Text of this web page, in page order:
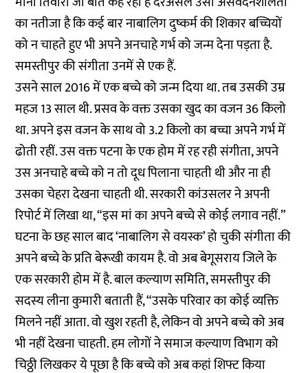
का नतीजा है कि कई बार नाबालिग दुष्कर्म की शिकार बच्चियों
को न चाहते हुए भी अपने अनचाहे गर्भ को जन्म देना पड़ता है.
समस्तीपुर की संगीता उनमें से एक हैं.
उसने साल 2016 में एक बच्चे को जन्म दिया था. तब उसकी उम्र
महज 13 साल थी. प्रसव के वक्त उसका खुद का वजन 36 किलो
था. अपने इस वजन के साथ वो 3.2 किलो का बच्चा अपने गर्भ में
ढोती रहीं. उस वक्त पटना के एक होम में रह रही संगीता, अपने
उस अनचाहे बच्चे को न तो दूध पिलाना चाहती थी और ना ही
उसका चेहरा देखना चाहती थी. सरकारी कांउसलर ने अपनी
रिपोर्ट में लिखा था, “इस मां का अपने बच्चे से कोई लगाव नहीं.”
घटना के छह साल बाद ‘नाबालिग से वयस्क’ हो चुकी संगीता की
अपने बच्चे के प्रति बेरूखी कायम है. वो अब बेगूसराय जिले के
एक सरकारी होम में है. बाल कल्याण समिति, समस्तीपुर की
सदस्य लीना कुमारी बताती हैं, “उसके परिवार का कोई व्यक्ति
मिलने नहीं आता. वो खुश रहती है, लेकिन वो अपने बच्चे को अब
भी नहीं देखना चाहती. हम लोगों ने समाज कल्याण विभाग को
चिठ्ठी लिखकर ये पूछा है कि बच्चे को अब कहां शिफ्ट किया